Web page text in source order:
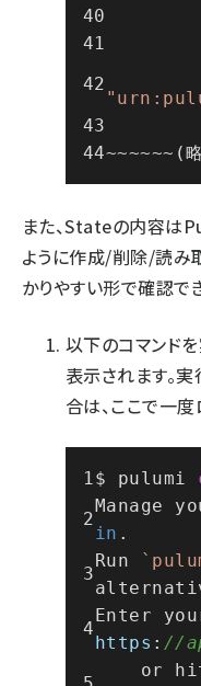
~~~~~~(
また、Stateの内容は
ように作成/削除/読み
かりやすい形で確認で
以下のコマンド
表示されます。
合は、ここで一
$ pulumi
Manage
in .
Run
Enter
https : //
or